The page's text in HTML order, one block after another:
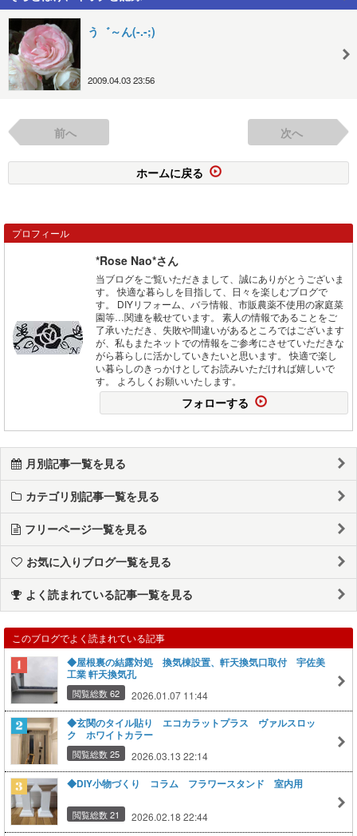
う゛～ん(-.-;)
2009.04.03 23:56
前へ 次へ
ホームに戻る
プロフィール
*Rose Nao*さん
当ブログをご覧いただきまして、誠にありがとうございま
す。 快適な暮らしを目指して、日々を楽しむブログで
す。 DIYリフォーム、バラ情報、市販農薬不使用の家庭菜
園等…関連を載せています。 素人の情報であることをご
了承いただき、失敗や間違いがあるところではございます
が、私もまたネットでの情報をご参考にさせていただきな
がら暮らしに活かしていきたいと思います。 快適で楽し
い暮らしのきっかけとしてお読みいただければ嬉しいで
す。 よろしくお願いいたします。
フォローする
月別記事一覧を見る
カテゴリ別記事一覧を見る
フリーページ一覧を見る
お気に入りブログ一覧を見る
よく読まれている記事一覧を見る
このブログでよく読まれている記事
◆屋根裏の結露対処 換気棟設置、軒天換気口取付 宇佐美
工業 軒天換気孔
閲覧総数 62 2026.01.07 11:44
◆玄関のタイル貼り エコカラットプラス ヴァルスロッ
ク ホワイトカラー
閲覧総数 25 2026.03.13 22:14
◆DIY小物づくり コラム フラワースタンド 室内用
閲覧総数 21 2026.02.18 22:44